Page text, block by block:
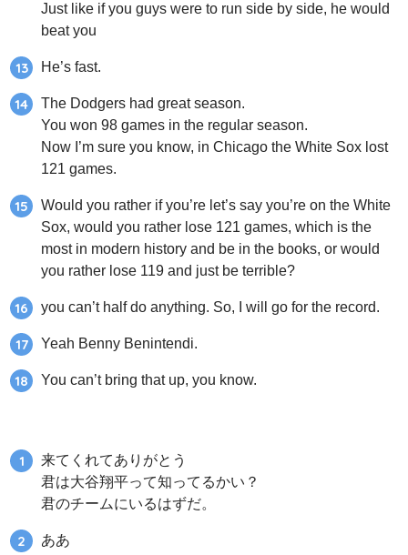
Just like if you guys were to run side by side, he would
beat you
He’s fast.
The Dodgers had great season.
You won 98 games in the regular season.
Now I’m sure you know, in Chicago the White Sox lost
121 games.
Would you rather if you’re let’s say you’re on the White
Sox, would you rather lose 121 games, which is the
most in modern history and be in the books, or would
you rather lose 119 and just be terrible?
you can’t half do anything. So, I will go for the record.
Yeah Benny Benintendi.
You can’t bring that up, you know.
来てくれてありがとう
君は大谷翔平って知ってるかい？
君のチームにいるはずだ。
ああ